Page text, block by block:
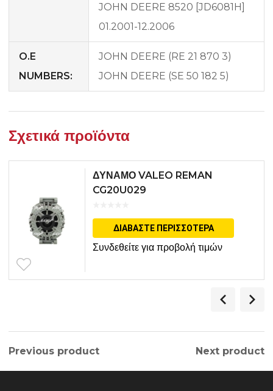
JOHN DEERE 8520 [JD6081H]
01.2001-12.2006
O.E
NUMBERS:
JOHN DEERE (RE 21 870 3)
JOHN DEERE (SE 50 182 5)
Σχετικά προϊόντα
ΔΥΝΑΜΟ VALEO REMAN
CG20U029
ΔΙΑΒΆΣΤΕ ΠΕΡΙΣΣΌΤΕΡΑ
Συνδεθείτε για προβολή τιμών
Previous product Next product